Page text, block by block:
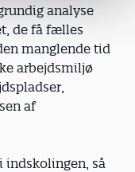
analyse
de få fælles
manglende tid
arbejdsmiljø
af
indskolingen, så